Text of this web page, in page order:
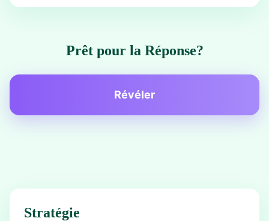
Prêt pour la Réponse?
Révéler
Stratégie